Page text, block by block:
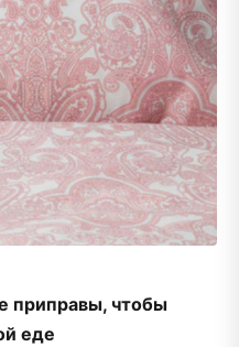
приправы, чтобы
еде